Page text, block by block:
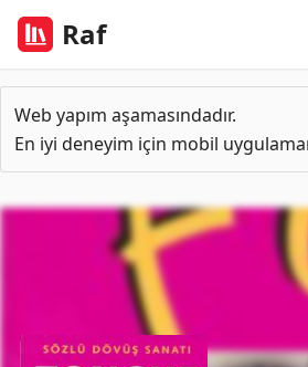
Raf
Web yapım aşamasındadır.
En iyi deneyim için mobil